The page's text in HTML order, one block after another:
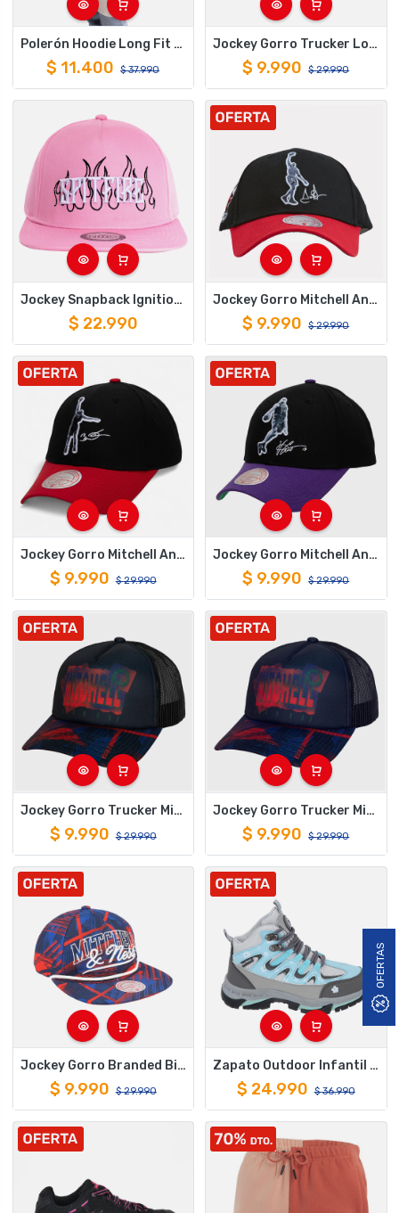
OFERTAS
Polerón Hoodie Long Fit Mujer Spitfire Beige
$ 11.400 $37.990
Jockey Gorro Trucker Los Angeles Lakers Mitchell And Ness
$ 9.990 $29.990
Jockey Snapback Ignition Pink "1987" Spitfire
$ 22.990
Jockey Gorro Mitchell And Ness Highlights Real Scottie Pippen
$ 9.990 $29.990
Jockey Gorro Mitchell And Ness Highlights Real Heat Dwyane Wade
$ 9.990 $29.990
Jockey Gorro Mitchell And Ness Highlights Real Raptors Vince Carter
$ 9.990 $29.990
Jockey Gorro Trucker Mitchell And Ness Brand Big Face Negro
$ 9.990 $29.990
Jockey Gorro Trucker Mitchell And Ness Brand Big Face
$ 9.990 $29.990
Jockey Gorro Branded Big Face Deadstock Mitchell And Ness
$ 9.990 $29.990
Zapato Outdoor Infantil Alto Gris Celeste Copahue Blacksheep
$ 24.990 $36.990